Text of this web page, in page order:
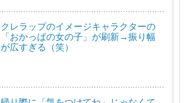
クレラップのイメージキャラクターの
「おかっぱの女の子」が刷新→振り幅
が広すぎる（笑）